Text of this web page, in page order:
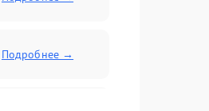
Подробнее →